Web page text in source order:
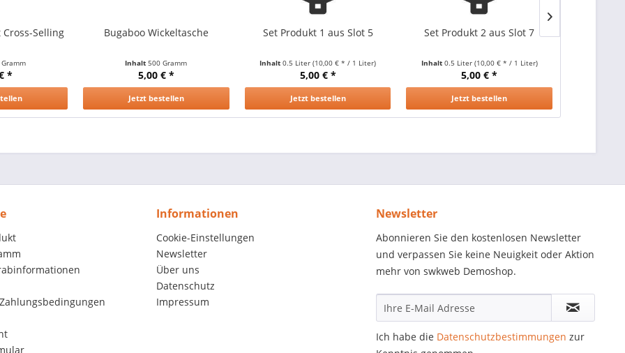
Selling
*
Bugaboo Wickeltasche
Inhalt500 Gramm
5,00 € *
Jetzt bestellen
Set Produkt 1 aus Slot 5
Inhalt0.5 Liter(10,00 € * / 1 Liter)
5,00 € *
Jetzt bestellen
Set Produkt 2 aus Slot 7
Inhalt 0.5 Liter (10,00 € * / 1 Liter)
5,00 € *
Jetzt bestellen
Informationen
Cookie-Einstellungen
Newsletter
Über uns
Datenschutz
Impressum
Newsletter
Abonnieren Sie den kostenlosen Newsletter
und verpassen Sie keine Neuigkeit oder Aktion
mehr von swkweb Demoshop.
Ich habe die Datenschutzbestimmungen zur